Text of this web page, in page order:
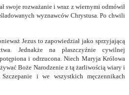
swoje rozważanie i wraz z wiernymi odmówił
wyznawców Chrystusa. Po chwili
Jezus to zapowiedział jako sprzyjającą
Jednakże na płaszczyźnie cywilnej
i odrzucona. Niech Maryja Królowa
Boże Narodzenie z tą żarliwością wiary i
i we wszystkich męczennikach